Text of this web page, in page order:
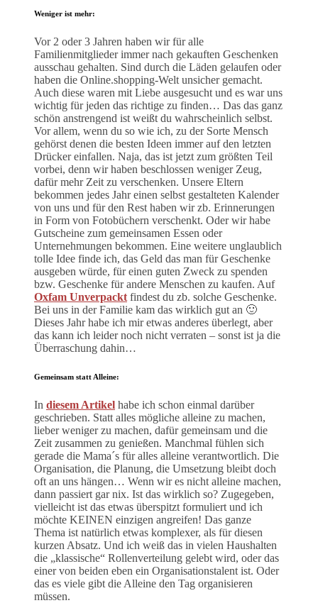
Weniger ist mehr:
Vor 2 oder 3 Jahren haben wir für alle
Familienmitglieder immer nach gekauften Geschenken
ausschau gehalten. Sind durch die Läden gelaufen oder
haben die Online.shopping-Welt unsicher gemacht.
Auch diese waren mit Liebe ausgesucht und es war uns
wichtig für jeden das richtige zu finden… Das das ganz
schön anstrengend ist weißt du wahrscheinlich selbst.
Vor allem, wenn du so wie ich, zu der Sorte Mensch
gehörst denen die besten Ideen immer auf den letzten
Drücker einfallen. Naja, das ist jetzt zum größten Teil
vorbei, denn wir haben beschlossen weniger Zeug,
dafür mehr Zeit zu verschenken. Unsere Eltern
bekommen jedes Jahr einen selbst gestalteten Kalender
von uns und für den Rest haben wir zb. Erinnerungen
in Form von Fotobüchern verschenkt. Oder wir habe
Gutscheine zum gemeinsamen Essen oder
Unternehmungen bekommen. Eine weitere unglaublich
tolle Idee finde ich, das Geld das man für Geschenke
ausgeben würde, für einen guten Zweck zu spenden
bzw. Geschenke für andere Menschen zu kaufen. Auf
Oxfam Unverpackt findest du zb. solche Geschenke.
Bei uns in der Familie kam das wirklich gut an 🙂
Dieses Jahr habe ich mir etwas anderes überlegt, aber
das kann ich leider noch nicht verraten – sonst ist ja die
Überraschung dahin…
Gemeinsam statt Alleine:
In diesem Artikel habe ich schon einmal darüber
geschrieben. Statt alles mögliche alleine zu machen,
lieber weniger zu machen, dafür gemeinsam und die
Zeit zusammen zu genießen. Manchmal fühlen sich
gerade die Mama´s für alles alleine verantwortlich. Die
Organisation, die Planung, die Umsetzung bleibt doch
oft an uns hängen… Wenn wir es nicht alleine machen,
dann passiert gar nix. Ist das wirklich so? Zugegeben,
vielleicht ist das etwas überspitzt formuliert und ich
möchte KEINEN einzigen angreifen! Das ganze
Thema ist natürlich etwas komplexer, als für diesen
kurzen Absatz. Und ich weiß das in vielen Haushalten
die „klassische“ Rollenverteilung gelebt wird, oder das
einer von beiden eben ein Organisationstalent ist. Oder
das es viele gibt die Alleine den Tag organisieren
müssen.